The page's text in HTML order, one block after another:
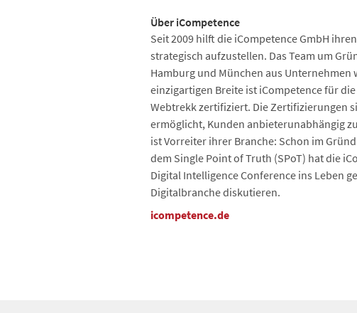
Über iCompetence
Seit 2009 hilft die iCompetence GmbH
strategisch aufzustellen. Das Team um
Hamburg und München aus Unternehmen
einzigartigen Breite ist iCompetence für
Webtrekk zertifiziert. Die Zertifizierungen
ermöglicht, Kunden anbieterunabhängig
ist Vorreiter ihrer Branche: Schon im
dem Single Point of Truth (SPoT) hat die
Digital Intelligence Conference ins Leben
Digitalbranche diskutieren.
icompetence.de